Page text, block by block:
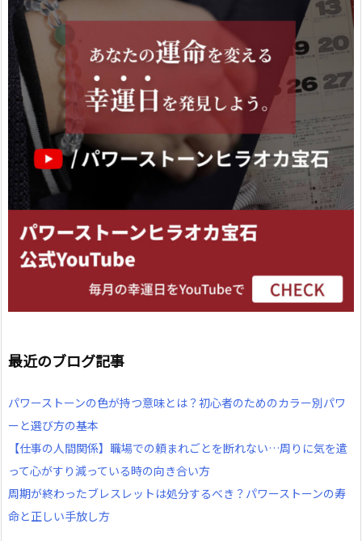
最近のブログ記事
パワーストーンの色が持つ意味とは？初心者のためのカラー別パワ
ーと選び方の基本
【仕事の人間関係】職場での頼まれごとを断れない…周りに気を遣
って心がすり減っている時の向き合い方
周期が終わったブレスレットは処分するべき？パワーストーンの寿
命と正しい手放し方